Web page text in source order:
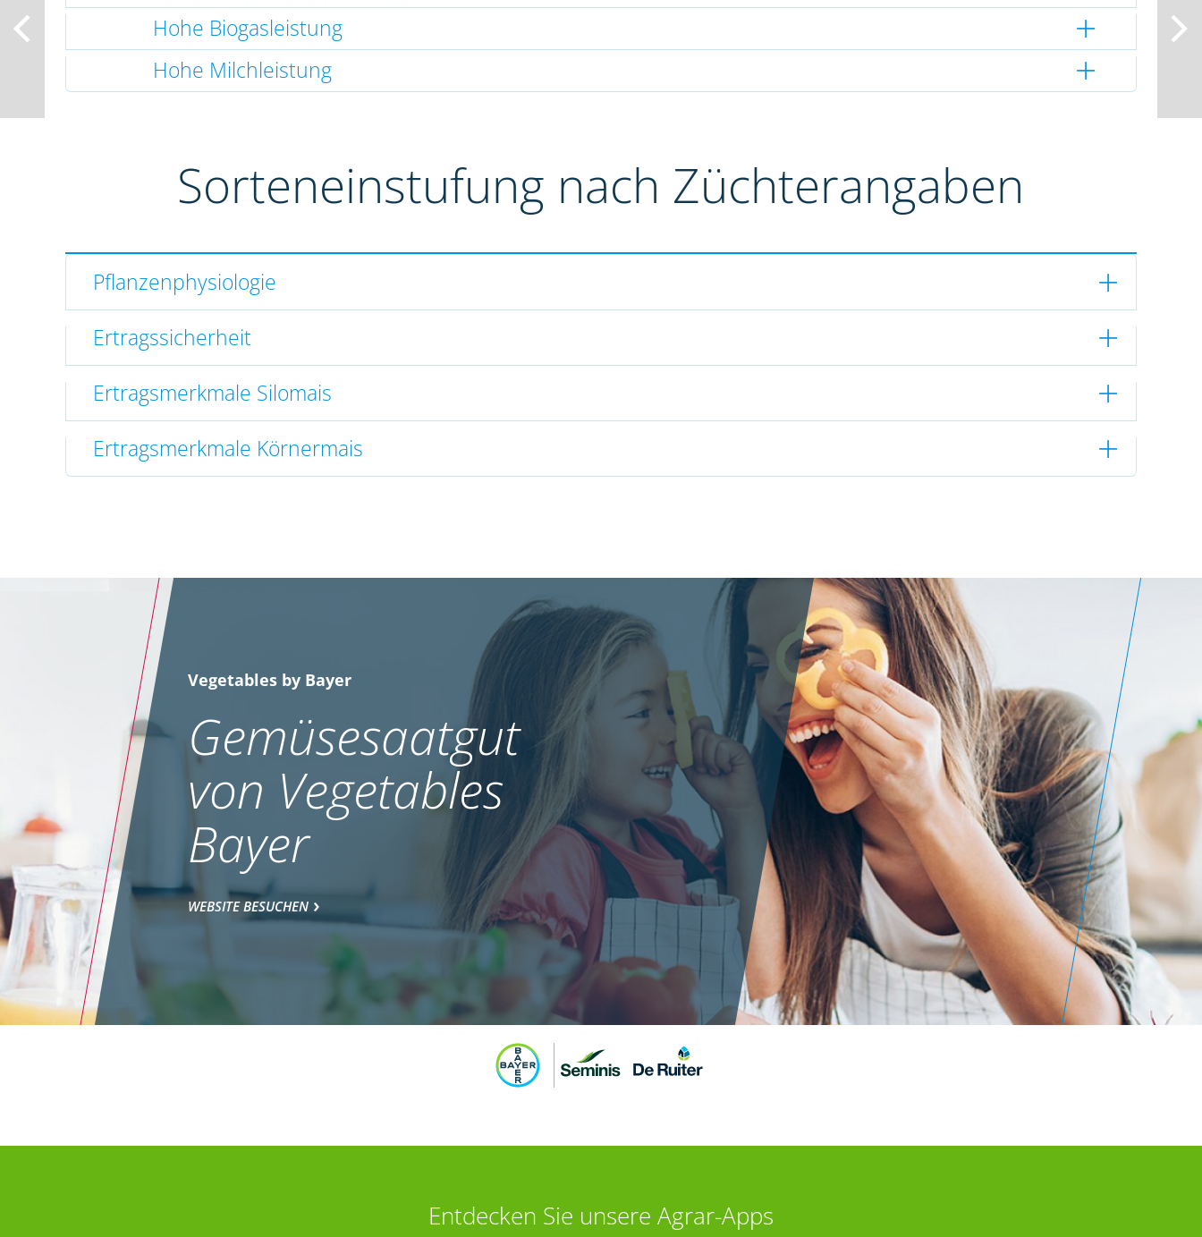
Hohe Biogasleistung
Hohe Milchleistung
Sorteneinstufung nach Züchterangaben
Pflanzenphysiologie
Ertragssicherheit
Ertragsmerkmale Silomais
Ertragsmerkmale Körnermais
Vegetables by Bayer
Gemüsesaatgut
von Vegetables
Bayer
WEBSITE BESUCHEN
Entdecken Sie unsere Agrar-Apps